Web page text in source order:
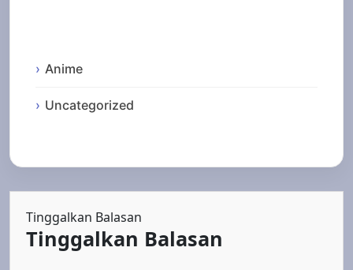
Anime
Uncategorized
Tinggalkan Balasan
Tinggalkan Balasan